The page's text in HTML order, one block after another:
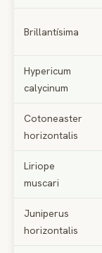
Brillantísima
Hypericum
calycinum
Cotoneaster
horizontalis
Liriope
muscari
Juniperus
horizontalis